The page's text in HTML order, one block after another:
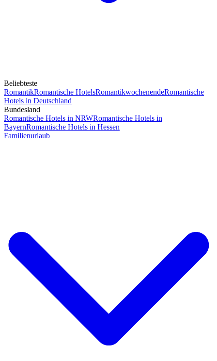
Beliebteste
RomantikRomantische HotelsRomantikwochenendeRomantische
Hotels in Deutschland
Bundesland
Romantische Hotels in NRWRomantische Hotels in
BayernRomantische Hotels in Hessen
Familienurlaub